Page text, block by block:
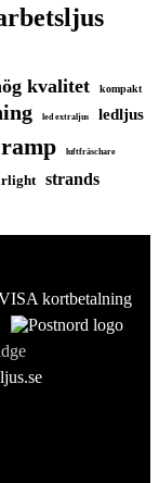
kvalitet kompakt
led extraljus ledljus
luftfräschare
strands